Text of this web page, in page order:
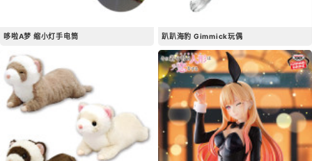
哆啦A梦 缩小灯手电筒 趴趴海豹 Gimmick玩偶